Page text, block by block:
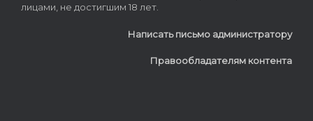
лицами, не достигшим 18 лет.
Написать письмо администратору
Правообладателям контента